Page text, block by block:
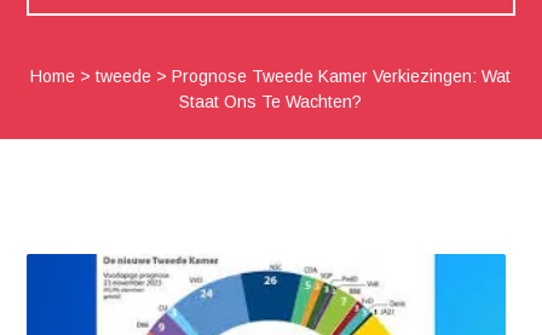
Home >tweede >Prognose Tweede Kamer Verkiezingen: Wat
Staat Ons Te Wachten?